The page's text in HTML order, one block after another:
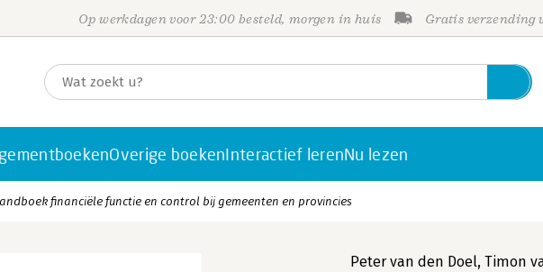
Op werkdagen voor 23:00 besteld, morgen in huis Gratis verzending
Overige boekenInteractief lerenNu lezen
financiële functie en control bij gemeenten en provincies
Peter van den Doel, Timon